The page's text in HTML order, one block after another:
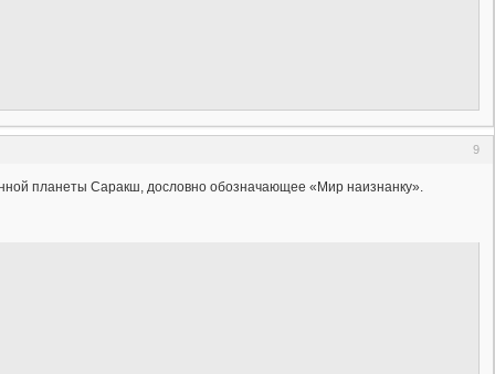
9
планеты Саракш, дословно обозначающее «Мир наизнанку».